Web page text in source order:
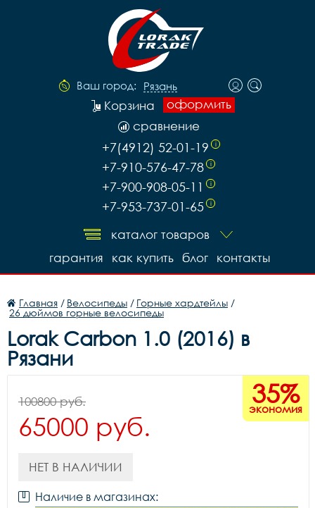
Ваш город: Рязань
оформить
Корзина
сравнение
+7(4912) 52-01-19 i
+7-910-576-47-78 i
+7-900-908-05-11 i
+7-953-737-01-65 i
каталог товаров
контакты
блог
как купить
гарантия
Главная / Велосипеды / Горные хардтейлы /
26 дюймов горные велосипеды
Lorak Carbon 1.0 (2016) в
Рязани
35%
экономия
100800 руб.
65000 руб.
НЕТ В НАЛИЧИИ
Наличие в магазинах: